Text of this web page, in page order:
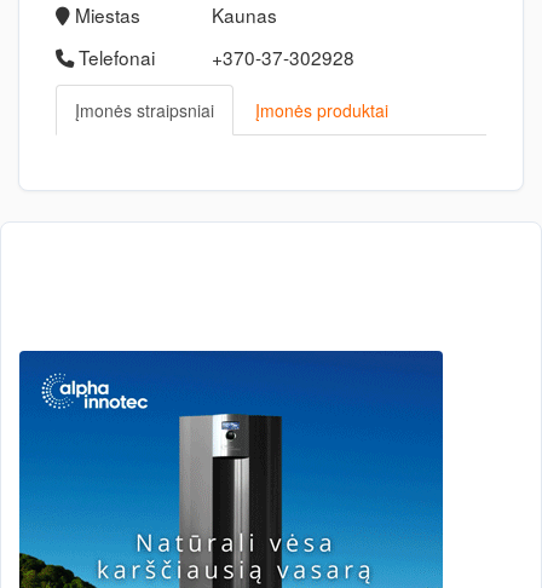
Miestas
Kaunas
Telefonai
+370-37-302928
Įmonės straipsniai Įmonės produktai